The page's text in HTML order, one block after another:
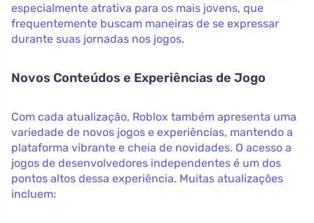
especialmente atrativa para os mais jovens, que
frequentemente buscam maneiras de se expressar
durante suas jornadas nos jogos.
Novos Conteúdos e Experiências de Jogo
Com cada atualização, Roblox também apresenta uma
variedade de novos jogos e experiências, mantendo a
plataforma vibrante e cheia de novidades. O acesso a
jogos de desenvolvedores independentes é um dos
pontos altos dessa experiência. Muitas atualizações
incluem: